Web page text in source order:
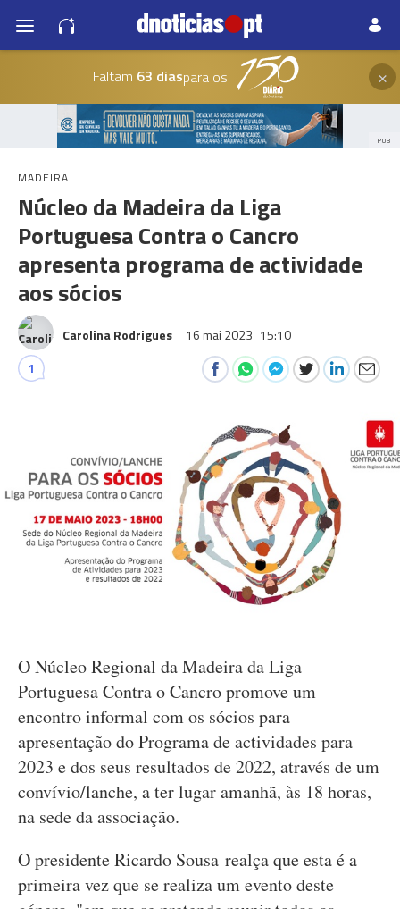
Faltam 63 diaspara os ×
PUB
MADEIRA
Núcleo da Madeira da Liga
Portuguesa Contra o Cancro
apresenta programa de actividade
aos sócios
Carolina Rodrigues 16 mai 2023 15:10
1
O Núcleo Regional da Madeira da Liga
Portuguesa Contra o Cancro promove um
encontro informal com os sócios para
apresentação do Programa de actividades para
2023 e dos seus resultados de 2022, através de um
convívio/lanche, a ter lugar amanhã, às 18 horas,
na sede da associação.
O presidente Ricardo Sousa realça que esta é a
primeira vez que se realiza um evento deste